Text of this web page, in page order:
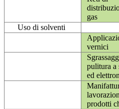
gas
Uso di solventi
vernici
pulitura a
ed
prodotti